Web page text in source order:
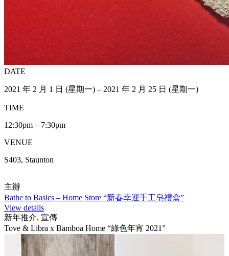
DATE
2021 年 2 月 1 日 (星期一) – 2021 年 2 月 25 日 (星期一)
TIME
12:30pm – 7:30pm
VENUE
S403, Staunton
主辦
Bathe to Basics – Home Store “新春幸運手工皂禮盒”
View details
新年推介, 宣傳
Tove & Libra x Bamboa Home “綠色年宵 2021”